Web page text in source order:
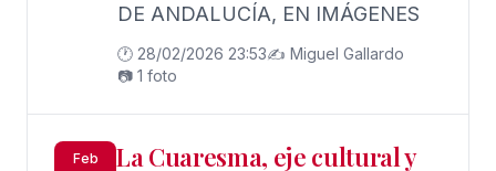
DE ANDALUCÍA, EN IMÁGENES
🕐 28/02/2026 23:53✍️ Miguel Gallardo
📷 1 foto
Feb La Cuaresma, eje cultural y